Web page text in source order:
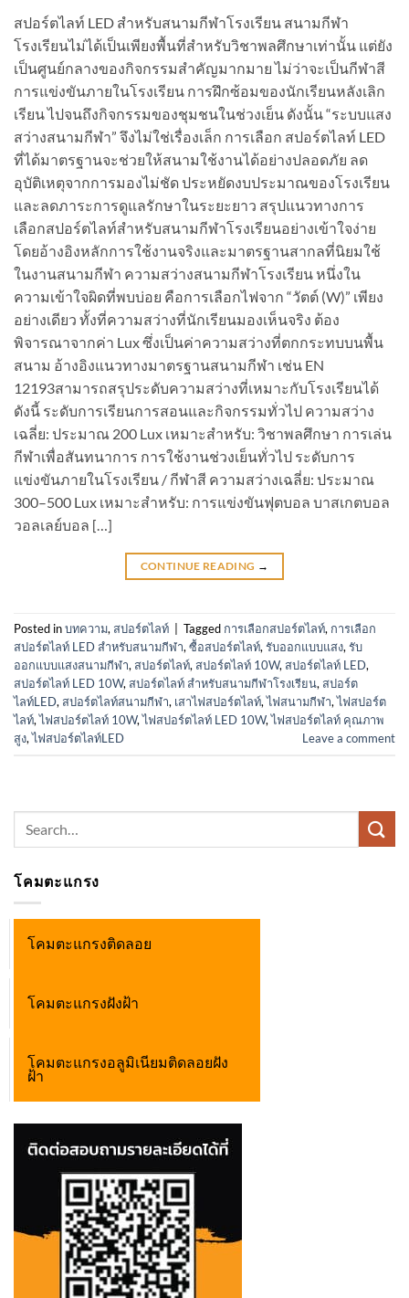
สปอร์ตไลท์ LED สำหรับสนามกีฬาโรงเรียน สนามกีฬา
โรงเรียนไม่ได้เป็นเพียงพื้นที่สำหรับวิชาพลศึกษาเท่านั้น แต่ยัง
เป็นศูนย์กลางของกิจกรรมสำคัญมากมาย ไม่ว่าจะเป็นกีฬาสี
การแข่งขันภายในโรงเรียน การฝึกซ้อมของนักเรียนหลังเลิก
เรียน ไปจนถึงกิจกรรมของชุมชนในช่วงเย็น ดังนั้น “ระบบแสง
สว่างสนามกีฬา” จึงไม่ใช่เรื่องเล็ก การเลือก สปอร์ตไลท์ LED
ที่ได้มาตรฐานจะช่วยให้สนามใช้งานได้อย่างปลอดภัย ลด
อุบัติเหตุจากการมองไม่ชัด ประหยัดงบประมาณของโรงเรียน
และลดภาระการดูแลรักษาในระยะยาว สรุปแนวทางการ
เลือกสปอร์ตไลท์สำหรับสนามกีฬาโรงเรียนอย่างเข้าใจง่าย
โดยอ้างอิงหลักการใช้งานจริงและมาตรฐานสากลที่นิยมใช้
ในงานสนามกีฬา ความสว่างสนามกีฬาโรงเรียน หนึ่งใน
ความเข้าใจผิดที่พบบ่อย คือการเลือกไฟจาก “วัตต์ (W)” เพียง
อย่างเดียว ทั้งที่ความสว่างที่นักเรียนมองเห็นจริง ต้อง
พิจารณาจากค่า Lux ซึ่งเป็นค่าความสว่างที่ตกกระทบบนพื้น
สนาม อ้างอิงแนวทางมาตรฐานสนามกีฬา เช่น EN
12193สามารถสรุประดับความสว่างที่เหมาะกับโรงเรียนได้
ดังนี้ ระดับการเรียนการสอนและกิจกรรมทั่วไป ความสว่าง
เฉลี่ย: ประมาณ 200 Lux เหมาะสำหรับ: วิชาพลศึกษา การเล่น
กีฬาเพื่อสันทนาการ การใช้งานช่วงเย็นทั่วไป ระดับการ
แข่งขันภายในโรงเรียน / กีฬาสี ความสว่างเฉลี่ย: ประมาณ
300–500 Lux เหมาะสำหรับ: การแข่งขันฟุตบอล บาสเกตบอล
วอลเลย์บอล […]
CONTINUE READING →
Posted inบทความ, สปอร์ตไลท์ Tagged การเลือกสปอร์ตไลท์, การเลือก
สปอร์ตไลท์ LED สำหรับสนามกีฬา, ซื้อสปอร์ตไลท์, รับออกแบบแสง, รับ
ออกแบบแสงสนามกีฬา, สปอร์ตไลท์, สปอร์ตไลท์ 10W, สปอร์ตไลท์ LED,
สปอร์ตไลท์ LED 10W, สปอร์ตไลท์ สำหรับสนามกีฬาโรงเรียน, สปอร์ต
ไลท์LED, สปอร์ตไลท์สนามกีฬา, เสาไฟสปอร์ตไลท์,ไฟสนามกีฬา,ไฟสปอร์ต
ไลท์,ไฟสปอร์ตไลท์ 10W,ไฟสปอร์ตไลท์ LED 10W,ไฟสปอร์ตไลท์ คุณภาพ
สูง,ไฟสปอร์ตไลท์LED Leave a comment
โคมตะแกรง
โคมตะแกรงติดลอย
โคมตะแกรงฝังฝ้า
โคมตะแกรงอลูมิเนียมติดลอยฝัง
ฝ้า